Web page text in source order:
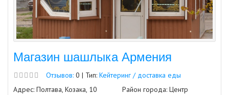
Магазин шашлыка Армения
Отзывов: 0 | Тип: Кейтеринг / доставка еды
Адрес: Полтава, Козака, 10
Район города: Центр